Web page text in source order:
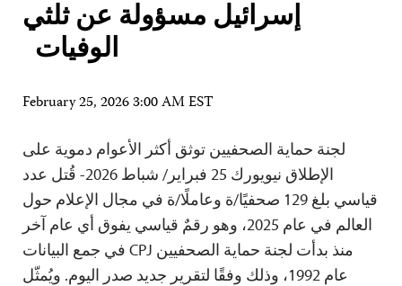
إسرائيل مسؤولة عن ثلثي
الوفيات
February 25, 2026 3:00 AM EST
لجنة حماية الصحفيين توثق أكثر الأعوام دموية على
الإطلاق نيويورك 25 فبراير/ شباط 2026- قُتل عدد
قياسي بلغ 129 صحفيًا/ة وعاملًا/ة في مجال الإعلام حول
العالم في عام 2025، وهو رقمٌ قياسي يفوق أي عام آخر
منذ بدأت لجنة حماية الصحفيين CPJ في جمع البيانات
عام 1992، وذلك وفقًا لتقرير جديد صدر اليوم. ويُمثّل